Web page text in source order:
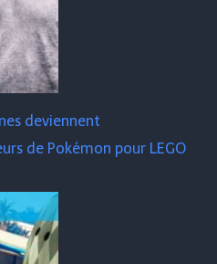
deviennent
de Pokémon pour LEGO